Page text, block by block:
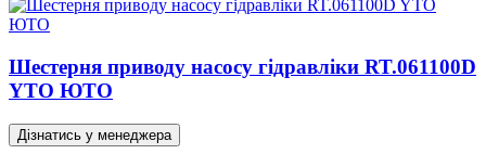
Шестерня приводу насосу гідравліки RT.061100D
YTO ЮТО
Дізнатись у менеджера